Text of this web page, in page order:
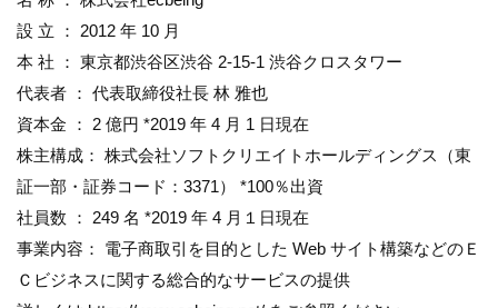
設 立 ： 2012 年 10 月
本 社 ： 東京都渋谷区渋谷 2-15-1 渋谷クロスタワー
代表者 ： 代表取締役社長 林 雅也
資本金 ： 2 億円 *2019 年 4 月 1 日現在
株主構成： 株式会社ソフトクリエイトホールディングス（東
証一部・証券コード：3371） *100％出資
社員数 ： 249 名 *2019 年 4 月１日現在
事業内容： 電子商取引を目的とした Web サイト構築などのＥ
Ｃビジネスに関する総合的なサービスの提供